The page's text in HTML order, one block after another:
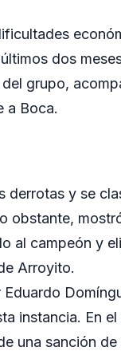
dos
grupo,
a Boca.
derrotas y se
obstante,
al campeón y
Arroyito.
instancia. En
una sanción